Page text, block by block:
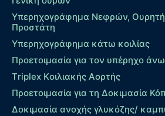
Υπερηχογράφημα Νεφρών,
Προστάτη
Υπερηχογράφημα κάτω κοιλίας
Προετοιμασία για τον υπέρηχο άνω
Τriplex Kοιλιακής Αορτής
Προετοιμασία για τη Δοκιμασία
Δοκιμασία ανοχής γλυκόζης/